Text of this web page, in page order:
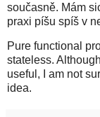
současně. Mám
praxi píšu spíš v
Pure functional
stateless.
useful, I am not
idea.